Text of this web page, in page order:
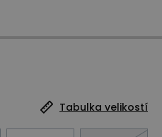
Tabulka velikostí